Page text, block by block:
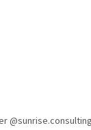
@sunrise.consulting